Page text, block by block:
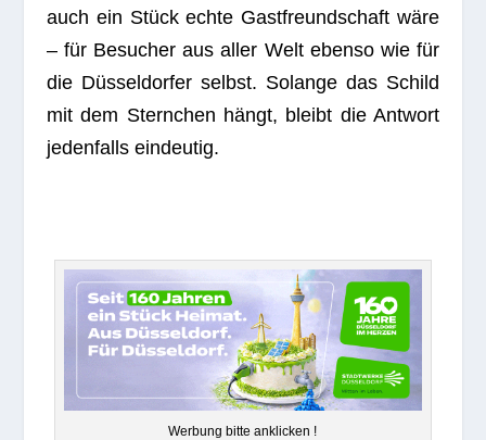
auch ein Stück echte Gast­freund­schaft wäre
– für Besu­cher aus aller Welt ebenso wie für
die Düs­sel­dor­fer selbst. Solange das Schild
mit dem Stern­chen hängt, bleibt die Ant­wort
jeden­falls eindeutig.
Wer­bung bitte anklicken !